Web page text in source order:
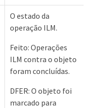
O estado da
operação ILM.
Feito: Operações
ILM contra o objeto
foram concluídas.
DFER: O objeto foi
marcado para